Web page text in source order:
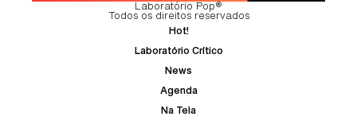
Laboratório Pop®
Todos os direitos reservados
Hot!
Laboratório Crítico
News
Agenda
Na Tela